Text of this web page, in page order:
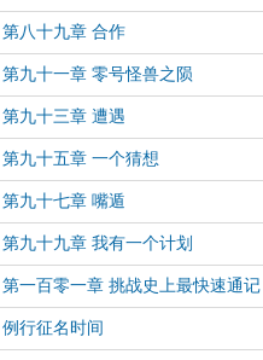
第八十九章 合作
第九十一章 零号怪兽之陨
第九十三章 遭遇
第九十五章 一个猜想
第九十七章 嘴遁
第九十九章 我有一个计划
第一百零一章 挑战史上最快速通记
录
例行征名时间